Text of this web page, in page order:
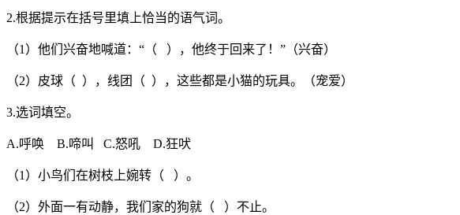
2.根据提示在括号里填上恰当的语气词。
（1）他们兴奋地喊道：“（ ），他终于回来了！”（兴奋）
（2）皮球（ ），线团（ ），这些都是小猫的玩具。（宠爱）
3.选词填空。
A.呼唤 B.啼叫 C.怒吼 D.狂吠
（1）小鸟们在树枝上婉转（ ）。
（2）外面一有动静，我们家的狗就（ ）不止。